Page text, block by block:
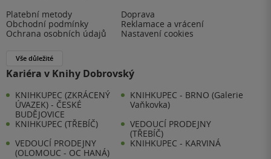
Platební metody
Doprava
Obchodní podmínky
Reklamace a vrácení
Ochrana osobních údajů
Nastavení cookies
Vše důležité
Kariéra v Knihy Dobrovský
KNIHKUPEC (ZKRÁCENÝ
ÚVAZEK) - ČESKÉ
BUDĚJOVICE
KNIHKUPEC - BRNO (Galerie
Vaňkovka)
KNIHKUPEC (TŘEBÍČ)
VEDOUCÍ PRODEJNY
(TŘEBÍČ)
VEDOUCÍ PRODEJNY
(OLOMOUC - OC HANÁ)
KNIHKUPEC - KARVINÁ